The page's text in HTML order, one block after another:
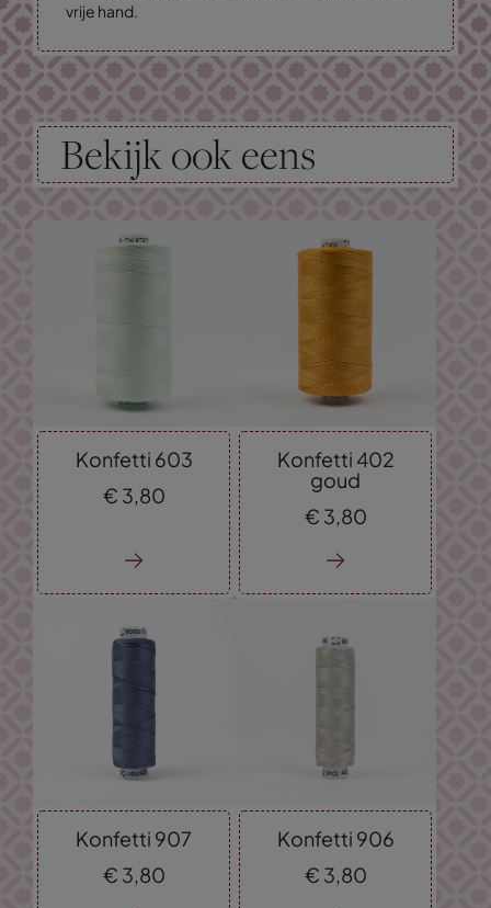
vrije hand.
Bekijk ook eens
Konfetti 603
€ 3,80
Konfetti 402
goud
€ 3,80
Konfetti 907
€ 3, 80
Konfetti 906
€ 3, 80